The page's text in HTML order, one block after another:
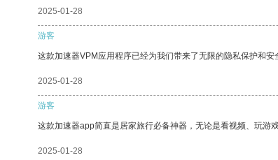
2025-01-28
游客
这款加速器VPM应用程序已经为我们带来了无限的隐私保护和安
2025-01-28
游客
这款加速器app简直是居家旅行必备神器，无论是看视频、玩游
2025-01-28